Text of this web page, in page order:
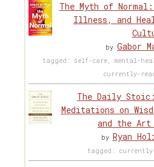
The Myth of Normal:
Illness, and
by Gabor
tagged: self-care, mental-
currently-
The Daily
Meditations on
and the
by Ryan
tagged: